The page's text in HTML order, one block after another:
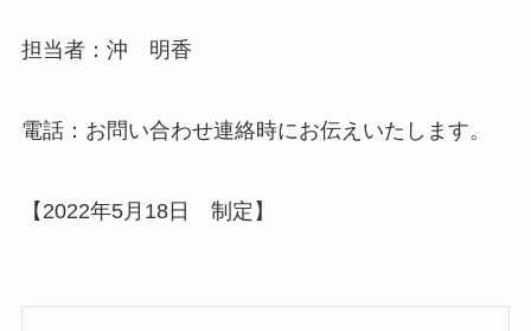
担当者：沖 明香
電話：お問い合わせ連絡時にお伝えいたします。
【2022年5月18日 制定】